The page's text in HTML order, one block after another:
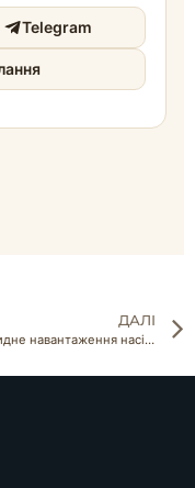
Telegram
ДАЛІ
Пестицидне навантаження насіння: вимоги ЄС до максимальних залишкових кількостей